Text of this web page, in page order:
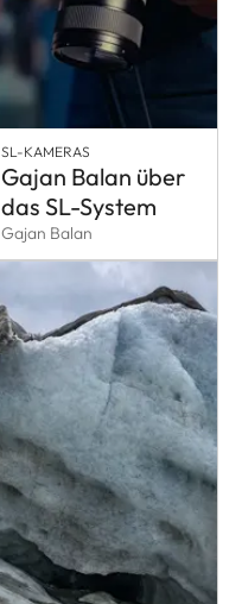
SL-KAMERAS
Gajan Balan über
das SL-System
Gajan Balan